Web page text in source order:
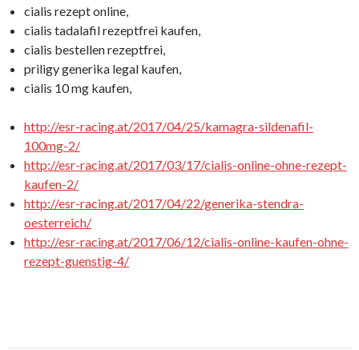
cialis rezept online,
cialis tadalafil rezeptfrei kaufen,
cialis bestellen rezeptfrei,
priligy generika legal kaufen,
cialis 10 mg kaufen,
http://esr-racing.at/2017/04/25/kamagra-sildenafil-
100mg-2/
http://esr-racing.at/2017/03/17/cialis-online-ohne-rezept-
kaufen-2/
http://esr-racing.at/2017/04/22/generika-stendra-
oesterreich/
http://esr-racing.at/2017/06/12/cialis-online-kaufen-ohne-
rezept-guenstig-4/